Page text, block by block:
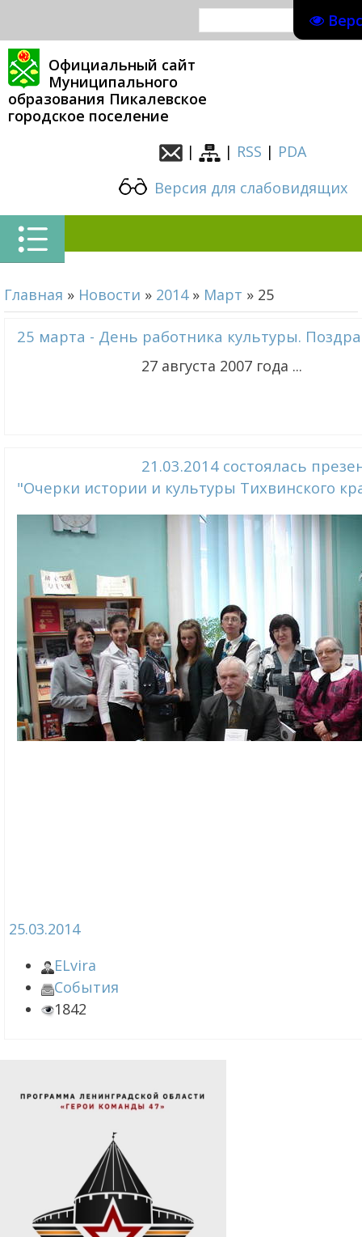
Официальный сайт
Муниципального
образования Пикалевское
городское поселение
|
| RSS | PDA
Версия для слабовидящих
Главная » Новости » 2014 » Март » 25
25 марта - День работника культуры.
27 августа 2007 года ...
21.03.2014 состоялась
"Очерки истории и культуры Тихвинского
25.03.2014
ELvira
События
1842